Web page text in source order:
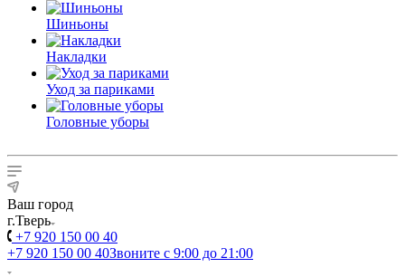
Шиньоны
Накладки
Уход за париками
Головные уборы
Ваш город
г.Тверь
+7 920 150 00 40
+7 920 150 00 40Звоните с 9:00 до 21:00